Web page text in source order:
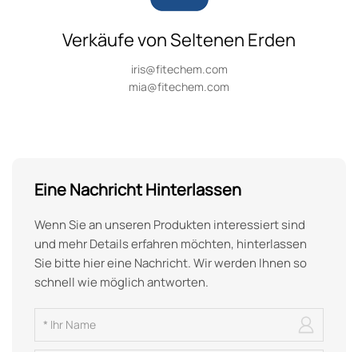
Verkäufe von Seltenen Erden
iris@fitechem.com
mia@fitechem.com
Eine Nachricht Hinterlassen
Wenn Sie an unseren Produkten interessiert sind
und mehr Details erfahren möchten, hinterlassen
Sie bitte hier eine Nachricht. Wir werden Ihnen so
schnell wie möglich antworten.